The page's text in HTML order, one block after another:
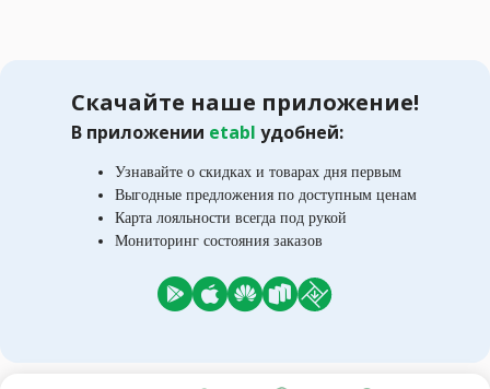
Скачайте наше приложение!
В приложении etabl удобней:
Узнавайте о скидках и товарах дня первым
Выгодные предложения по доступным ценам
Карта лояльности всегда под рукой
Мониторинг состояния заказов